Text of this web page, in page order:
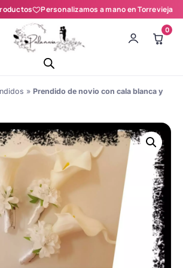
Personalizamos a mano en Torrevieja
0
Huellas para Primera
comunión personalizadas
» Prendido de novio con cala blanca y